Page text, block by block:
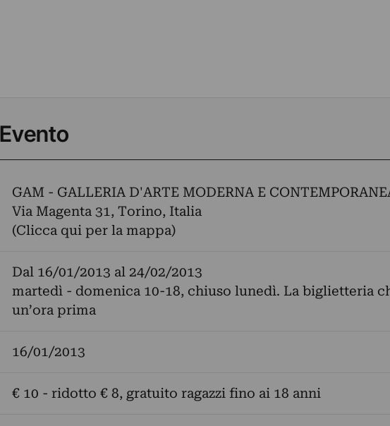
GAM - GALLERIA D'ARTE MODERNA E
Via Magenta 31, Torino, Italia
(Clicca qui per la mappa)
Dal 16/01/2013 al 24/02/2013
martedì - domenica 10-18, chiuso lunedì. La biglietteria
un’ora prima
16/01/2013
€ 10 - ridotto € 8, gratuito ragazzi fino ai 18 anni